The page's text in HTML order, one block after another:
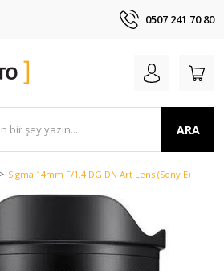
0507 241 70 80
ARA
Sigma 14mm F/1.4 DG DN Art Lens (Sony E)